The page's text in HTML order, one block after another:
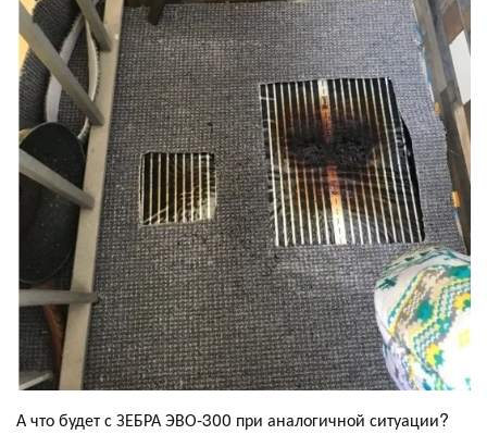
А что будет с ЗЕБРА ЭВО-300 при аналогичной ситуации?